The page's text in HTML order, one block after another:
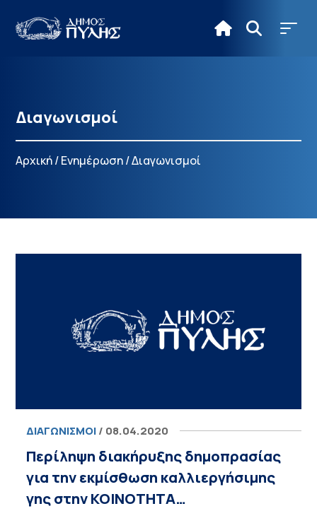
Διαγωνισμοί
Αρχική/Ενημέρωση/Διαγωνισμοί
ΔΙΑΓΩΝΙΣΜΟΊ/ 08.04.2020
Περίληψη διακήρυξης δημοπρασίας
για την εκμίσθωση καλλιεργήσιμης
γης στην ΚΟΙΝΟΤΗΤΑ…